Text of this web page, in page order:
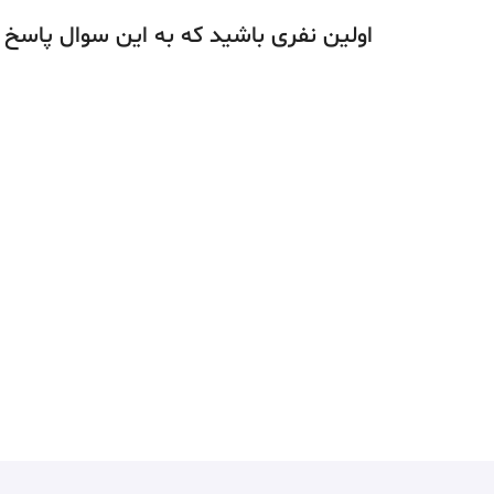
اولین نفری باشید که به این سوال